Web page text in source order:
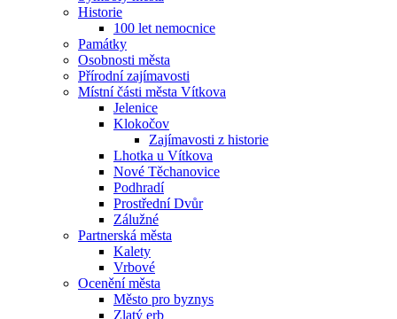
Historie
100 let nemocnice
Památky
Osobnosti města
Přírodní zajímavosti
Místní části města Vítkova
Jelenice
Klokočov
Zajímavosti z historie
Lhotka u Vítkova
Nové Těchanovice
Podhradí
Prostřední Dvůr
Zálužné
Partnerská města
Kalety
Vrbové
Ocenění města
Město pro byznys
Zlatý erb